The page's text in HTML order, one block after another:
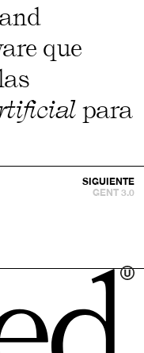
que
para
SIGUIENTE
GENT 3.0